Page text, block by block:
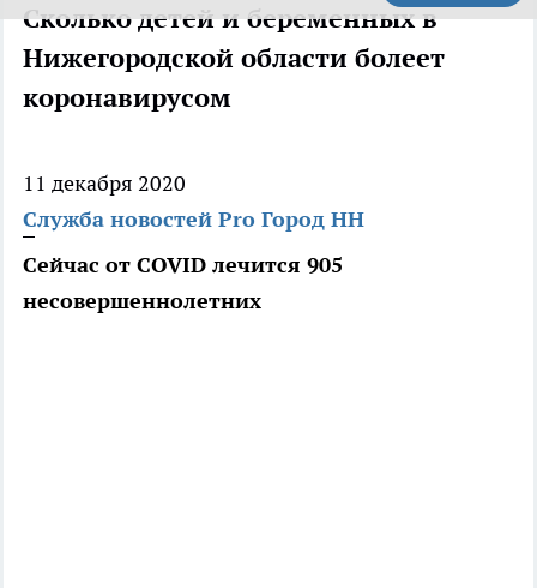
Сколько детей и беременных в
Нижегородской области болеет
коронавирусом
11 декабря 2020
Служба новостей Pro Город НН
Сейчас от COVID лечится 905
несовершеннолетних